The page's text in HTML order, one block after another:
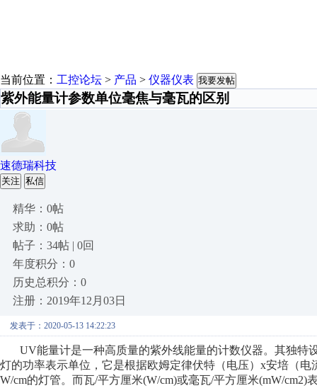
当前位置： 工控论坛 > 产品 > 仪器仪表 我要发帖
紫外能量计参数单位毫焦与毫瓦的区别
速德瑞科技
关注 私信
精华：0帖
求助：0帖
帖子：34帖 | 0回
年度积分：0
历史总积分：0
注册：2019年12月03日
发表于：2020-05-13 14:22:23
UV能量计是一种高质量的紫外线能量的计数仪器。其独特
灯的功率表示单位，它是根据欧姆定律伏特（电压）x安培（
W/cm的灯管。而瓦/平方厘米(W/cm)或毫瓦/平方厘米(mW/